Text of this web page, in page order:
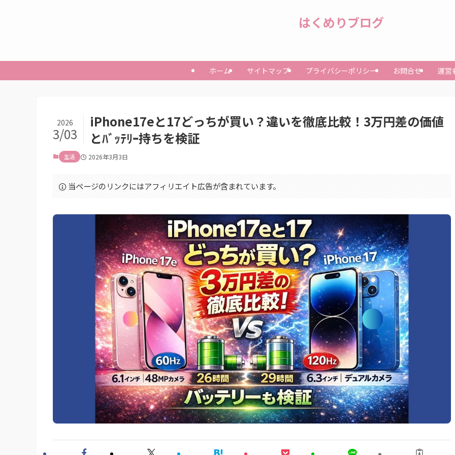
はくめりブログ
ホーム サイトマップ プライバシーポリシー お問合せ 運営
iPhone17eと17どっちが買い？違いを徹底比較！3万円差の価値
とﾊﾞｯﾃﾘｰ持ちを検証
2026
3/03
生活 2026年3月3日
当ページのリンクにはアフィリエイト広告が含まれています。